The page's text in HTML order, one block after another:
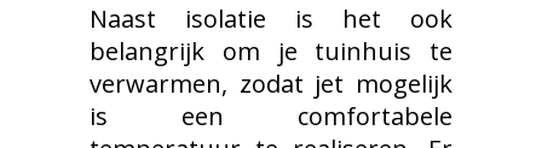
Naast isolatie is het ook
belangrijk om je tuinhuis te
verwarmen, zodat jet mogelijk
is een comfortabele